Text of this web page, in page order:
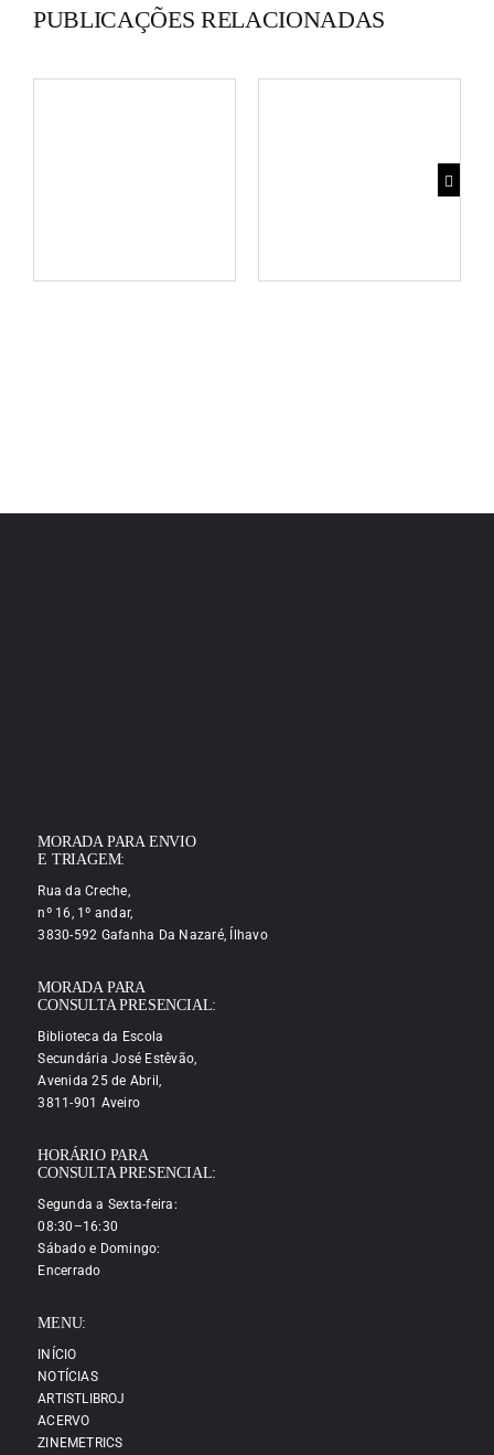
PUBLICAÇÕES RELACIONADAS
MORADA PARA ENVIO
E TRIAGEM:
Rua da Creche,
nº 16, 1º andar,
3830-592 Gafanha Da Nazaré, Ílhavo
MORADA PARA
CONSULTA PRESENCIAL:
Biblioteca da Escola
Secundária José Estêvão,
Avenida 25 de Abril,
3811-901 Aveiro
HORÁRIO PARA
CONSULTA PRESENCIAL:
Segunda a Sexta-feira:
08:30–16:30
Sábado e Domingo:
Encerrado
MENU:
INÍCIO
NOTÍCIAS
ARTISTLIBROJ
ACERVO
ZINEMETRICS